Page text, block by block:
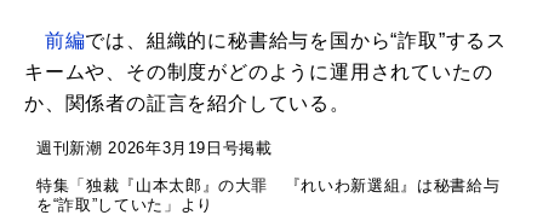
前編では、組織的に秘書給与を国から“詐取”するス
キームや、その制度がどのように運用されていたの
か、関係者の証言を紹介している。
週刊新潮 2026年3月19日号掲載
特集「独裁『山本太郎』の大罪 『れいわ新選組』は秘書給与
を“詐取”していた」より